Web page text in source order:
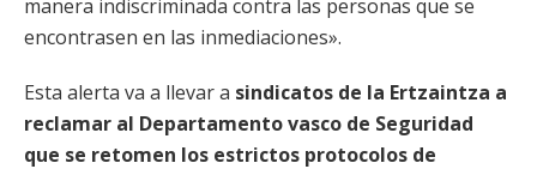
manera indiscriminada contra las personas que se
encontrasen en las inmediaciones».
Esta alerta va a llevar a sindicatos de la Ertzaintza a
reclamar al Departamento vasco de Seguridad
que se retomen los estrictos protocolos de